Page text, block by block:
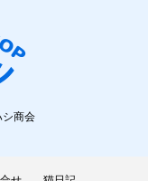
商会